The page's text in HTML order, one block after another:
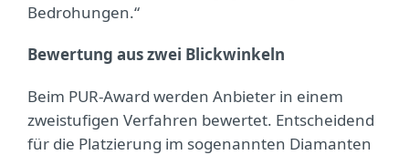
Bedrohungen.“
Bewertung aus zwei Blickwinkeln
Beim PUR-Award werden Anbieter in einem
zweistufigen Verfahren bewertet. Entscheidend
für die Platzierung im sogenannten Diamanten